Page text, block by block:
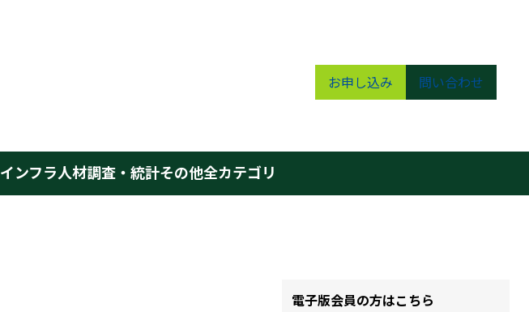
お申し込み 問い合わせ
インフラ人材調査・統計その他全カテゴリ
電子版会員の方はこちら